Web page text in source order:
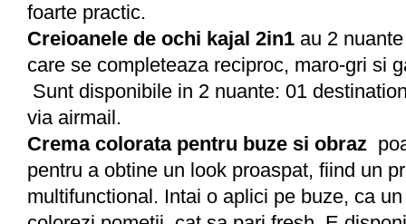
foarte practic.
Creioanele de ochi kajal 2in1 au 2
care se completeaza reciproc, maro-gri si
Sunt disponibile in 2 nuante: 01
via airmail.
Crema colorata pentru buze si obraz
pentru a obtine un look proaspat, fiind un
multifunctional. Intai o aplici pe buze, ca